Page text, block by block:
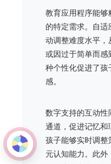
教育应用程序能
的特定需求。自
动调整难度水平
或因过于简单而
种个性化促进了
感。
数字支持的互动
通道，促进记忆
孩子能够实时调
元认知能力。此